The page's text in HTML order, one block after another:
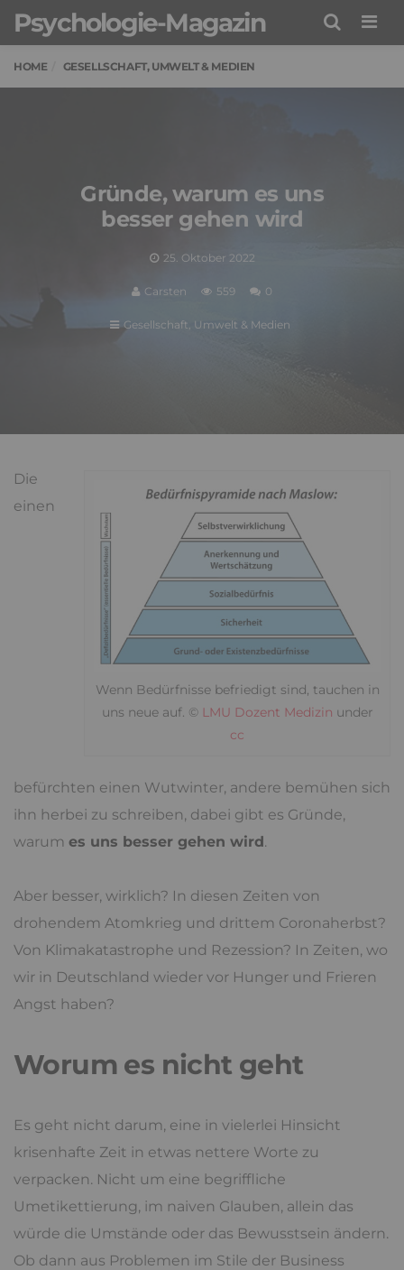
Psychologie-Magazin
HOME GESELLSCHAFT, UMWELT & MEDIEN
Gründe, warum es uns
besser gehen wird
25. Oktober 2022
Carsten 559 0
Gesellschaft, Umwelt & Medien
Wenn Bedürfnisse befriedigt sind, tauchen in
uns neue auf. © LMU Dozent Medizin under
cc
Die
einen
befürchten einen Wutwinter, andere bemühen sich
ihn herbei zu schreiben, dabei gibt es Gründe,
warum es uns besser gehen wird.
Aber besser, wirklich? In diesen Zeiten von
drohendem Atomkrieg und drittem Coronaherbst?
Von Klimakatastrophe und Rezession? In Zeiten, wo
wir in Deutschland wieder vor Hunger und Frieren
Angst haben?
Worum es nicht geht
Es geht nicht darum, eine in vielerlei Hinsicht
krisenhafte Zeit in etwas nettere Worte zu
verpacken. Nicht um eine begriffliche
Umetikettierung, im naiven Glauben, allein das
würde die Umstände oder das Bewusstsein ändern.
Ob dann aus Problemen im Stile der Business